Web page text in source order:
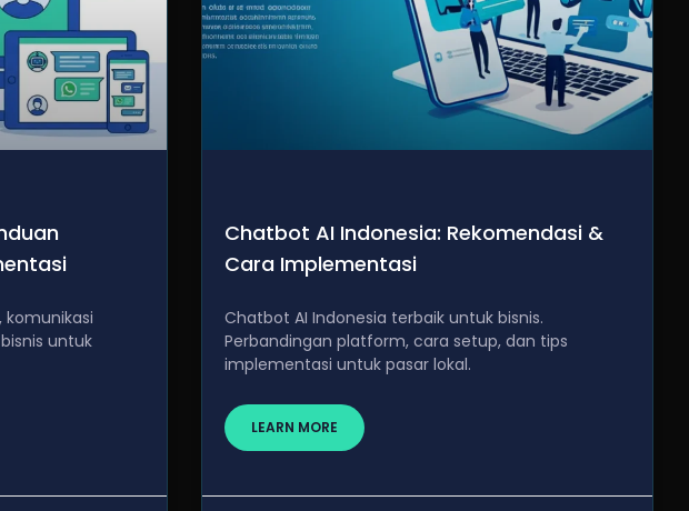
komunikasi
untuk
Chatbot AI Indonesia: Rekomendasi &
Cara Implementasi
Chatbot AI Indonesia terbaik untuk bisnis.
Perbandingan platform, cara setup, dan tips
implementasi untuk pasar lokal.
LEARN MORE